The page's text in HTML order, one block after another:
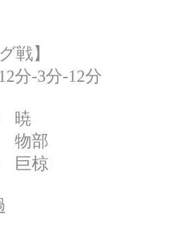
戦】
‐3分‐12分
暁
物部
巨椋